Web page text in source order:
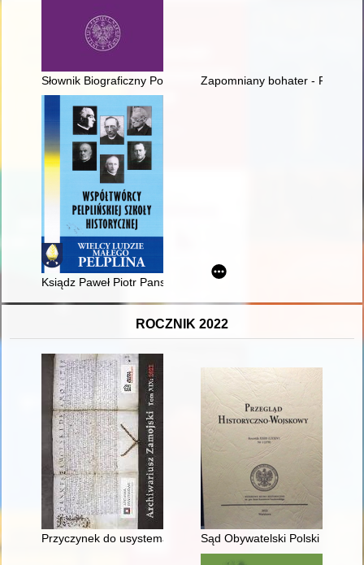
Słownik Biograficzny Polskiego Katolicyzmu Społecznego -
Zapomniany bohater - Piotr
Ksiądz Paweł Piotr Panske - człowiek Kosznajderii
ROCZNIK 2022
Przyczynek do usystematyzowania lokalizacji fortyfikacji
Sąd Obywatelski Polski